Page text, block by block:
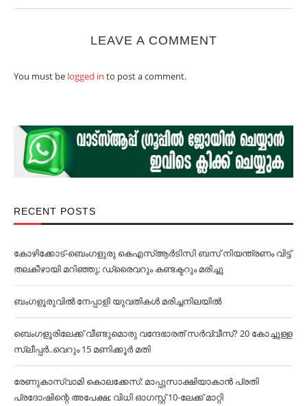
LEAVE A COMMENT
You must be logged in to post a comment.
RECENT POSTS
കോഴിക്കോട്-ബെംഗളുരു കെഎസ്ആർടിസി ബസ് നിയന്ത്രണം വിട്ട്
തലകീഴായി മറിഞ്ഞു; ഡ്രൈവറും കണ്ടക്ട‌റും മരിച്ചു
ബംഗളൂരുവില്‍ നേപ്പാളി യുവതികള്‍ മരിച്ചനിലയില്‍
ബെംഗളൂരിലേക്ക് വീണ്ടുമൊരു വന്ദേഭാരത് സര്‍വ്വീസ്? 20 കോച്ചുള്ള
സ്ലീപ്പര്‍..വെറും 15 മണിക്കൂര്‍ മതി
രേണുകാസ്വാമി കൊലക്കേസ്: മാപ്പുസാക്ഷിയാകാൻ പ്രതി
പ്രദോഷിന്റെ അപേക്ഷ; വിധി ഓഗസ്റ്റ് 10-ലേക്ക് മാറ്റി